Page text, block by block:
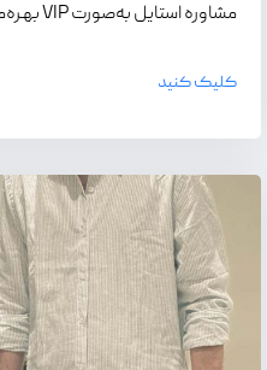
مشاوره استایل به‌صورت VIP بهره‌مند شوید.
کلیک کنید